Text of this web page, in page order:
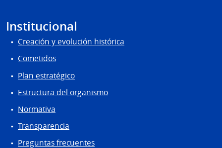
Institucional
Creación y evolución histórica
Cometidos
Plan estratégico
Estructura del organismo
Normativa
Transparencia
Preguntas frecuentes